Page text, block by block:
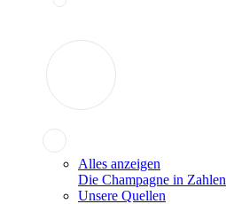
Alles anzeigen
Die Champagne in Zahlen
Unsere Quellen